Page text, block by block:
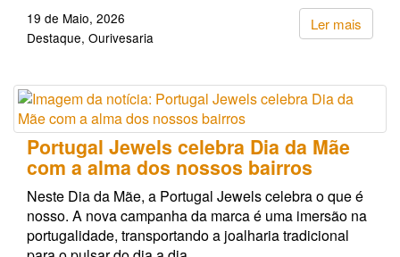
Ler mais
19 de Maio, 2026
Destaque Ourivesaria
Portugal Jewels celebra Dia da Mãe
com a alma dos nossos bairros
Neste Dia da Mãe, a Portugal Jewels celebra o que é
nosso. A nova campanha da marca é uma imersão na
portugalidade, transportando a joalharia tradicional